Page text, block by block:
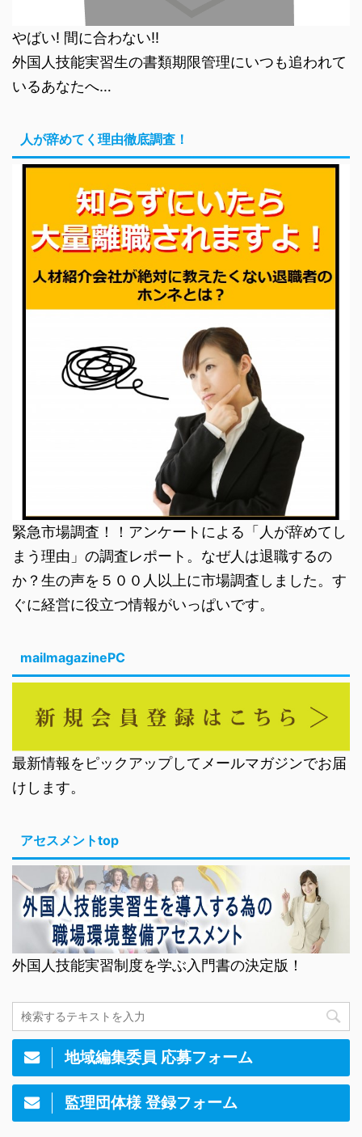
やばい! 間に合わない!!
外国人技能実習生の書類期限管理にいつも追われて
いるあなたへ…
人が辞めてく理由徹底調査！
緊急市場調査！！アンケートによる「人が辞めてし
まう理由」の調査レポート。なぜ人は退職するの
か？生の声を５００人以上に市場調査しました。す
ぐに経営に役立つ情報がいっぱいです。
mailmagazinePC
最新情報をピックアップしてメールマガジンでお届
けします。
アセスメントtop
外国人技能実習制度を学ぶ入門書の決定版！
地域編集委員 応募フォーム
監理団体様 登録フォーム